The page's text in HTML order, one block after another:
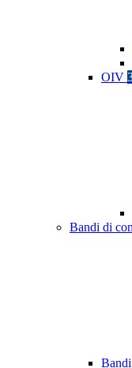
OIV
Bandi di